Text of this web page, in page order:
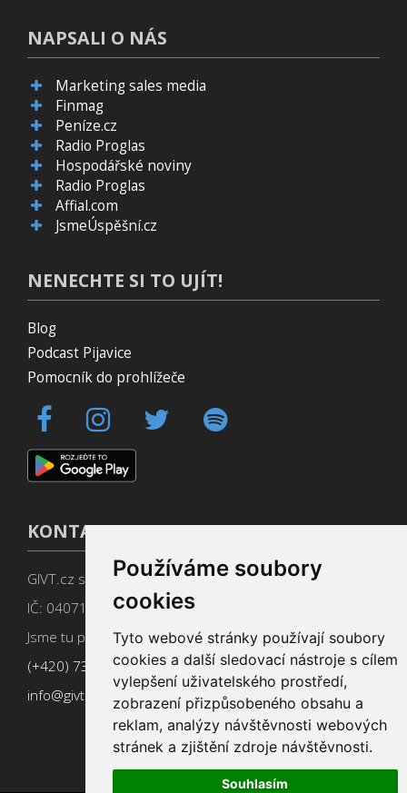
Používáme soubory
cookies
Tyto webové stránky používají soubory
cookies a další sledovací nástroje s cílem
vylepšení uživatelského prostředí,
zobrazení přizpůsobeného obsahu a
reklam, analýzy návštěvnosti webových
stránek a zjištění zdroje návštěvnosti.
Souhlasím
NAPSALI O NÁS
Marketing sales media
Finmag
Peníze.cz
Radio Proglas
Hospodářské noviny
Radio Proglas
Affial.com
JsmeÚspěšní.cz
NENECHTE SI TO UJÍT!
Blog
Podcast Pijavice
Pomocník do prohlížeče
KONTAKT
GIVT.cz s. r. o., Dolní nám. 16, 779 00 Olomouc
IČ: 04071433
Jsme tu pro Vás od 9:00 do 17:00
(+420) 737 266 402
info@givt.cz